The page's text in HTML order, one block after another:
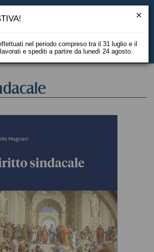
EN
nel periodo compreso tra il 31 luglio e il
e spediti a partire da lunedì 24 agosto.